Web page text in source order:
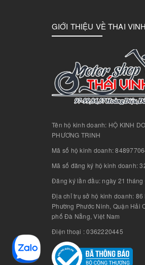
GIỚI THIỆU VỀ THAI
Tên hộ kinh doanh: HỘ KINH
PHƯƠNG TRINH
Mã số hộ kinh doanh:
Mã số đăng ký hộ kinh doanh:
Đăng ký lần đầu: ngày 21 tháng
Địa chỉ trụ sở hộ kinh doanh: 86
Phường Phước Ninh, Quận Hải
phố Đà Nẵng, Việt Nam
Điện thoại : 0362220445